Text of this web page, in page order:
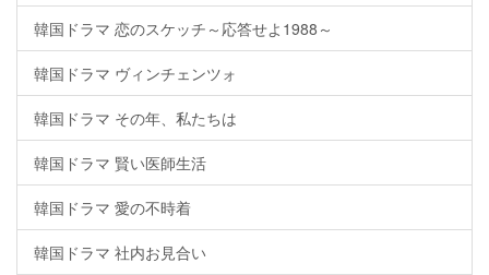
韓国ドラマ 恋のスケッチ～応答せよ1988～
韓国ドラマ ヴィンチェンツォ
韓国ドラマ その年、私たちは
韓国ドラマ 賢い医師生活
韓国ドラマ 愛の不時着
韓国ドラマ 社内お見合い